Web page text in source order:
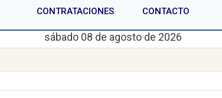
CONTRATACIONES CONTACTO
sábado 08 de agosto de 2026